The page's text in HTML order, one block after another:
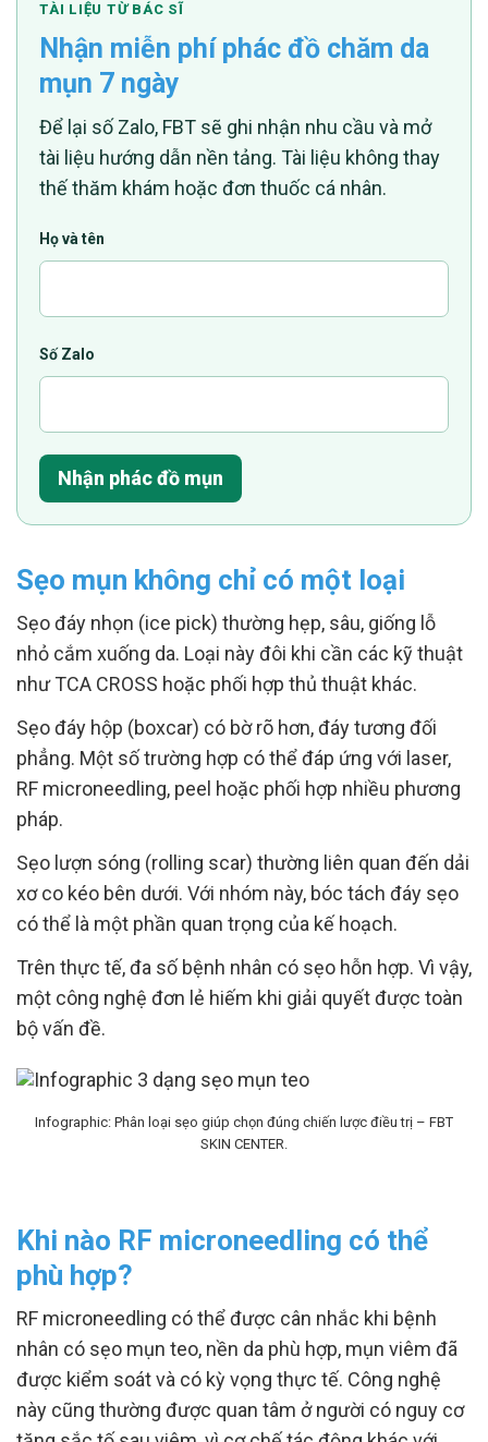
TÀI LIỆU TỪ BÁC SĨ
Nhận miễn phí phác đồ chăm da
mụn 7 ngày
Để lại số Zalo, FBT sẽ ghi nhận nhu cầu và mở
tài liệu hướng dẫn nền tảng. Tài liệu không thay
thế thăm khám hoặc đơn thuốc cá nhân.
Họ và tên
Số Zalo
Nhận phác đồ mụn
Sẹo mụn không chỉ có một loại
Sẹo đáy nhọn (ice pick) thường hẹp, sâu, giống lỗ
nhỏ cắm xuống da. Loại này đôi khi cần các kỹ thuật
như TCA CROSS hoặc phối hợp thủ thuật khác.
Sẹo đáy hộp (boxcar) có bờ rõ hơn, đáy tương đối
phẳng. Một số trường hợp có thể đáp ứng với laser,
RF microneedling, peel hoặc phối hợp nhiều phương
pháp.
Sẹo lượn sóng (rolling scar) thường liên quan đến dải
xơ co kéo bên dưới. Với nhóm này, bóc tách đáy sẹo
có thể là một phần quan trọng của kế hoạch.
Trên thực tế, đa số bệnh nhân có sẹo hỗn hợp. Vì vậy,
một công nghệ đơn lẻ hiếm khi giải quyết được toàn
bộ vấn đề.
Infographic: Phân loại sẹo giúp chọn đúng chiến lược điều trị – FBT
SKIN CENTER.
Khi nào RF microneedling có thể
phù hợp?
RF microneedling có thể được cân nhắc khi bệnh
nhân có sẹo mụn teo, nền da phù hợp, mụn viêm đã
được kiểm soát và có kỳ vọng thực tế. Công nghệ
này cũng thường được quan tâm ở người có nguy cơ